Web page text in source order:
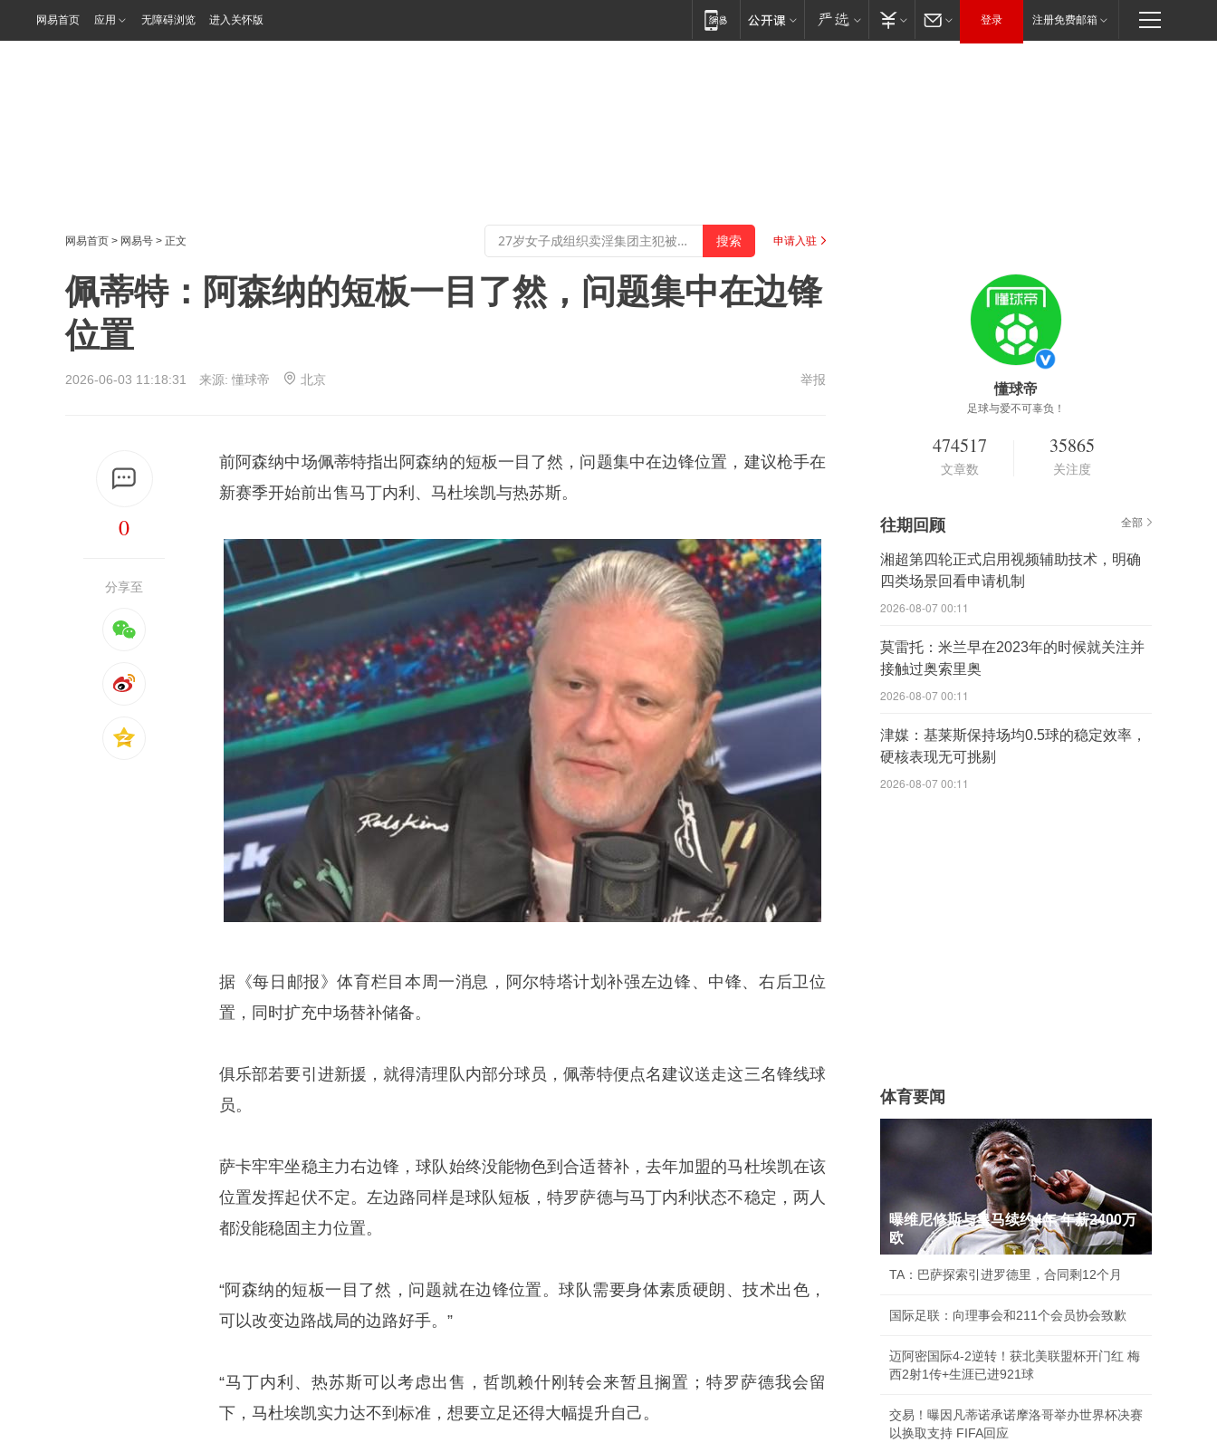
网易首页 应用 无障碍浏览 进入关怀版 登录 注册免费邮箱
网易首页 > 网易号 > 正文 申请入驻
佩蒂特：阿森纳的短板一目了然，问题集中在边锋
位置
2026-06-03 11:18:31 来源: 懂球帝 北京 举报
0
分享至
前阿森纳中场佩蒂特指出阿森纳的短板一目了然，问题集中在边锋位置，建议枪手在
新赛季开始前出售马丁内利、马杜埃凯与热苏斯。
据《每日邮报》体育栏目本周一消息，阿尔特塔计划补强左边锋、中锋、右后卫位
置，同时扩充中场替补储备。
俱乐部若要引进新援，就得清理队内部分球员，佩蒂特便点名建议送走这三名锋线球
员。
萨卡牢牢坐稳主力右边锋，球队始终没能物色到合适替补，去年加盟的马杜埃凯在该
位置发挥起伏不定。左边路同样是球队短板，特罗萨德与马丁内利状态不稳定，两人
都没能稳固主力位置。
“阿森纳的短板一目了然，问题就在边锋位置。球队需要身体素质硬朗、技术出色，
可以改变边路战局的边路好手。”
“马丁内利、热苏斯可以考虑出售，哲凯赖什刚转会来暂且搁置；特罗萨德我会留
下，马杜埃凯实力达不到标准，想要立足还得大幅提升自己。
懂球帝
足球与爱不可辜负！
474517
文章数
35865
关注度
往期回顾 全部
湘超第四轮正式启用视频辅助技术，明确
四类场景回看申请机制
2026-08-07 00:11
莫雷托：米兰早在2023年的时候就关注并
接触过奥索里奥
2026-08-07 00:11
津媒：基莱斯保持场均0.5球的稳定效率，
硬核表现无可挑剔
2026-08-07 00:11
体育要闻
曝维尼修斯与皇马续约4年 年薪2400万
欧
TA：巴萨探索引进罗德里，合同剩12个月
国际足联：向理事会和211个会员协会致歉
迈阿密国际4-2逆转！获北美联盟杯开门红 梅
西2射1传+生涯已进921球
交易！曝因凡蒂诺承诺摩洛哥举办世界杯决赛
以换取支持 FIFA回应